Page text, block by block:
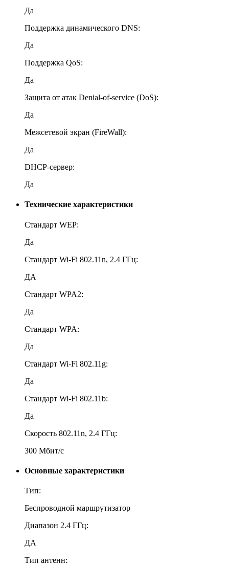
Да
Поддержка динамического DNS:
Да
Поддержка QoS:
Да
Защита от атак Denial-of-service (DoS):
Да
Межсетевой экран (FireWall):
Да
DHCP-сервер:
Да
Технические характеристики
Стандарт WEP:
Да
Стандарт Wi-Fi 802.11n, 2.4 ГГц:
ДА
Стандарт WPA2:
Да
Стандарт WPA:
Да
Стандарт Wi-Fi 802.11g:
Да
Стандарт Wi-Fi 802.11b:
Да
Скорость 802.11n, 2.4 ГГц:
300 Мбит/с
Основные характеристики
Тип:
Беспроводной маршрутизатор
Диапазон 2.4 ГГц:
ДА
Тип антенн: